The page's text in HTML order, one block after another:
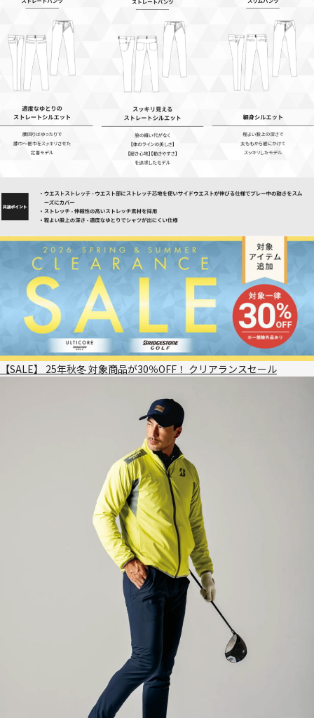
【SALE】 25年秋冬 対象商品が30％OFF！ クリアランスセール